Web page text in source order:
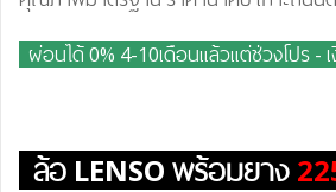
ผ่อนได้0% 4-10เดือนแล้วแต่ช่วงโปร -
ล้อ LENSO พร้อมยาง